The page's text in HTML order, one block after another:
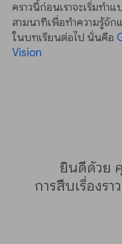
คราวนี้ก่อนเราจะเริ่มทำ
สามนาทีเพื่อทำความรู้จัก
ในบทเรียนต่อไป นั่นคือ
Vision
ยินดีด้วย
การสืบเรื่องร